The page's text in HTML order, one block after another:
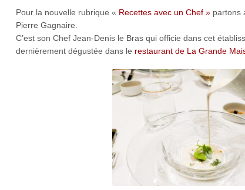
Pour la nouvelle rubrique « Recettes avec un Chef »partons
Pierre Gagnaire.
C’est son Chef Jean-Denis le Bras qui officie dans cet
dernièrement dégustée dans le restaurant de La Grande